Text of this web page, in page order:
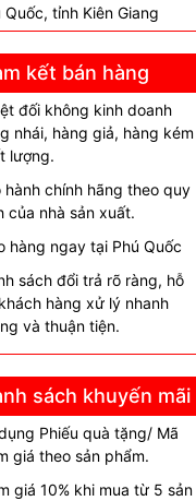
Quốc, tỉnh Kiên Giang
kết bán hàng
đối không kinh doanh
nhái, hàng giả, hàng kém
lượng.
hành chính hãng theo quy
của nhà sản xuất.
hàng ngay tại Phú Quốc
sách đổi trả rõ ràng, hỗ
hàng xử lý nhanh
và thuận tiện.
sách khuyến mãi
Phiếu quà tặng/ Mã
giá theo sản phẩm.
giá 10% khi mua từ 5 sản